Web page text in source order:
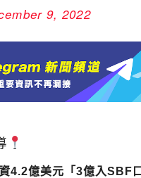
9, 2022
4.2億美元「3億入SBF